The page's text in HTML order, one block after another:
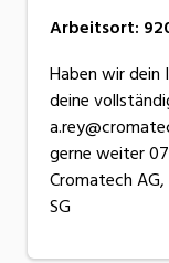
Arbeitsort:
Haben wir dein
deine
gerne weiter
Cromatech
SG